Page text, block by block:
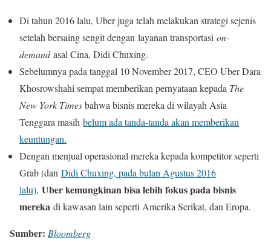
Di tahun 2016 lalu, Uber juga telah melakukan strategi sejenis
setelah bersaing sengit dengan layanan transportasi on-
demandasal Cina, Didi Chuxing.
Sebelumnya pada tanggal 10 November 2017, CEO Uber Dara
Khosrowshahi sempat memberikan pernyataan kepada The
New York Timesbahwa bisnis mereka di wilayah Asia
Tenggara masih belum ada tanda-tanda akan memberikan
keuntungan.
Dengan menjual operasional mereka kepada kompetitor seperti
Grab (dan Didi Chuxing, pada bulan Agustus 2016
lalu), Uber kemungkinan bisa lebih fokus pada bisnis
mereka di kawasan lain seperti Amerika Serikat, dan Eropa.
Sumber: Bloomberg